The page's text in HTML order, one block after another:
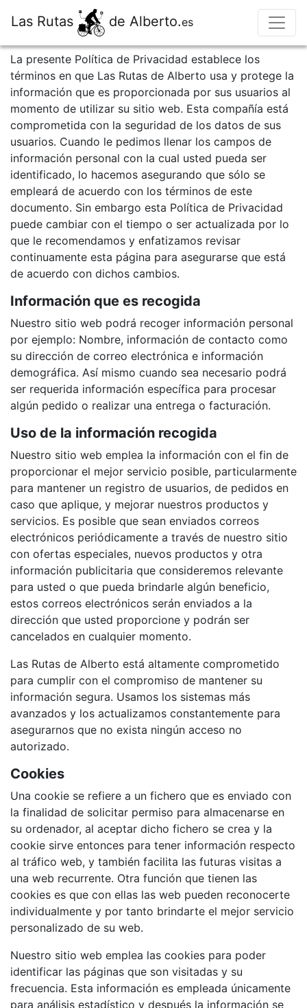
Las Rutas de Alberto.es
La presente Política de Privacidad establece los
términos en que Las Rutas de Alberto usa y protege la
información que es proporcionada por sus usuarios al
momento de utilizar su sitio web. Esta compañía está
comprometida con la seguridad de los datos de sus
usuarios. Cuando le pedimos llenar los campos de
información personal con la cual usted pueda ser
identificado, lo hacemos asegurando que sólo se
empleará de acuerdo con los términos de este
documento. Sin embargo esta Política de Privacidad
puede cambiar con el tiempo o ser actualizada por lo
que le recomendamos y enfatizamos revisar
continuamente esta página para asegurarse que está
de acuerdo con dichos cambios.
Información que es recogida
Nuestro sitio web podrá recoger información personal
por ejemplo: Nombre, información de contacto como
su dirección de correo electrónica e información
demográfica. Así mismo cuando sea necesario podrá
ser requerida información específica para procesar
algún pedido o realizar una entrega o facturación.
Uso de la información recogida
Nuestro sitio web emplea la información con el fin de
proporcionar el mejor servicio posible, particularmente
para mantener un registro de usuarios, de pedidos en
caso que aplique, y mejorar nuestros productos y
servicios. Es posible que sean enviados correos
electrónicos periódicamente a través de nuestro sitio
con ofertas especiales, nuevos productos y otra
información publicitaria que consideremos relevante
para usted o que pueda brindarle algún beneficio,
estos correos electrónicos serán enviados a la
dirección que usted proporcione y podrán ser
cancelados en cualquier momento.
Las Rutas de Alberto está altamente comprometido
para cumplir con el compromiso de mantener su
información segura. Usamos los sistemas más
avanzados y los actualizamos constantemente para
asegurarnos que no exista ningún acceso no
autorizado.
Cookies
Una cookie se refiere a un fichero que es enviado con
la finalidad de solicitar permiso para almacenarse en
su ordenador, al aceptar dicho fichero se crea y la
cookie sirve entonces para tener información respecto
al tráfico web, y también facilita las futuras visitas a
una web recurrente. Otra función que tienen las
cookies es que con ellas las web pueden reconocerte
individualmente y por tanto brindarte el mejor servicio
personalizado de su web.
Nuestro sitio web emplea las cookies para poder
identificar las páginas que son visitadas y su
frecuencia. Esta información es empleada únicamente
para análisis estadístico y después la información se